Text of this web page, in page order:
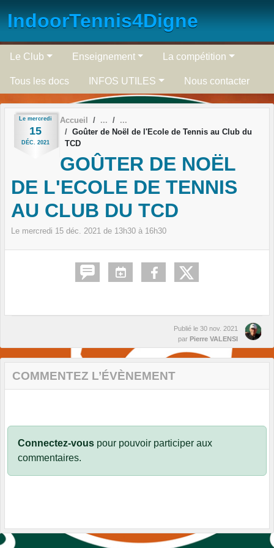
IndoorTennis4Digne
Le Club Enseignement La compétition
Tous les docs INFOS UTILES Nous contacter
Le mercredi
15
DÉC. 2021
Accueil
Goûter de Noël de l'Ecole de Tennis au Club du
TCD
GOÛTER DE NOËL
DE L'ECOLE DE TENNIS
AU CLUB DU TCD
Le mercredi 15 déc. 2021 de 13h30 à 16h30
Publié le 30 nov. 2021
par Pierre VALENSI
COMMENTEZ L’ÉVÈNEMENT
Connectez-vous pour pouvoir participer aux
commentaires.